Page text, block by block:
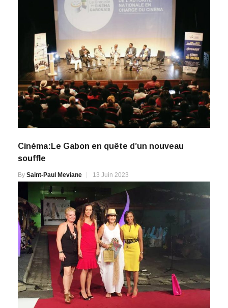
Cinéma:Le Gabon en quête d’un nouveau
souffle
By Saint-Paul Meviane 13 Juin 2023